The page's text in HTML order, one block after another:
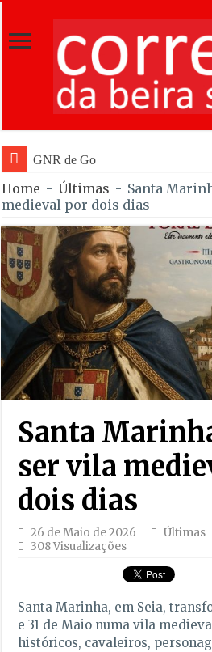
GNR de Gouveia desmantelou
Home - Últimas - Santa
medieval por dois dias
Santa
ser vila
dois dias
26 de Maio de 2026 Últimas
308 Visualizações
Santa Marinha, em Seia,
e 31 de Maio numa vila
históricos, cavaleiros,